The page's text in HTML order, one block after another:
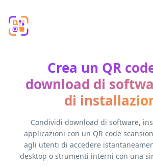
Crea un QR
download di
di
Condividi download di software,
applicazioni con un QR code
agli utenti di accedere
desktop o strumenti interni con una